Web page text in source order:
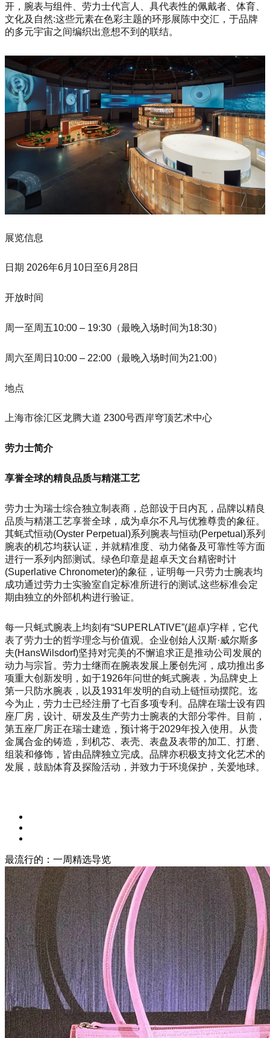
开，腕表与组件、劳力士代言人、具代表性的佩戴者、体育、
文化及自然:这些元素在色彩主题的环形展陈中交汇，于品牌
的多元宇宙之间编织出意想不到的联结。
展览信息
日期 2026年6月10日至6月28日
开放时间
周一至周五10:00 – 19:30（最晚入场时间为18:30）
周六至周日10:00 – 22:00（最晚入场时间为21:00）
地点
上海市徐汇区龙腾大道 2300号西岸穹顶艺术中心
劳力士简介
享誉全球的精良品质与精湛工艺
劳力士为瑞士综合独立制表商，总部设于日内瓦，品牌以精良
品质与精湛工艺享誉全球，成为卓尔不凡与优雅尊贵的象征。
其蚝式恒动(Oyster Perpetual)系列腕表与恒动(Perpetual)系列
腕表的机芯均获认证，并就精准度、动力储备及可靠性等方面
进行一系列内部测试。绿色印章是超卓天文台精密时计
(Superlative Chronometer)的象征，证明每一只劳力士腕表均
成功通过劳力士实验室自定标准所进行的测试,这些标准会定
期由独立的外部机构进行验证。
每一只蚝式腕表上均刻有“SUPERLATIVE”(超卓)字样，它代
表了劳力士的哲学理念与价值观。企业创始人汉斯·威尔斯多
夫(HansWilsdorf)坚持对完美的不懈追求正是推动公司发展的
动力与宗旨。劳力士继而在腕表发展上屡创先河，成功推出多
项重大创新发明，如于1926年问世的蚝式腕表，为品牌史上
第一只防水腕表，以及1931年发明的自动上链恒动摆陀。迄
今为止，劳力士已经注册了七百多项专利。品牌在瑞士设有四
座厂房，设计、研发及生产劳力士腕表的大部分零件。目前，
第五座厂房正在瑞士建造，预计将于2029年投入使用。从贵
金属合金的铸造，到机芯、表壳、表盘及表带的加工、打磨、
组装和修饰，皆由品牌独立完成。品牌亦积极支持文化艺术的
发展，鼓励体育及探险活动，并致力于环境保护，关爱地球。
最流行的：一周精选导览